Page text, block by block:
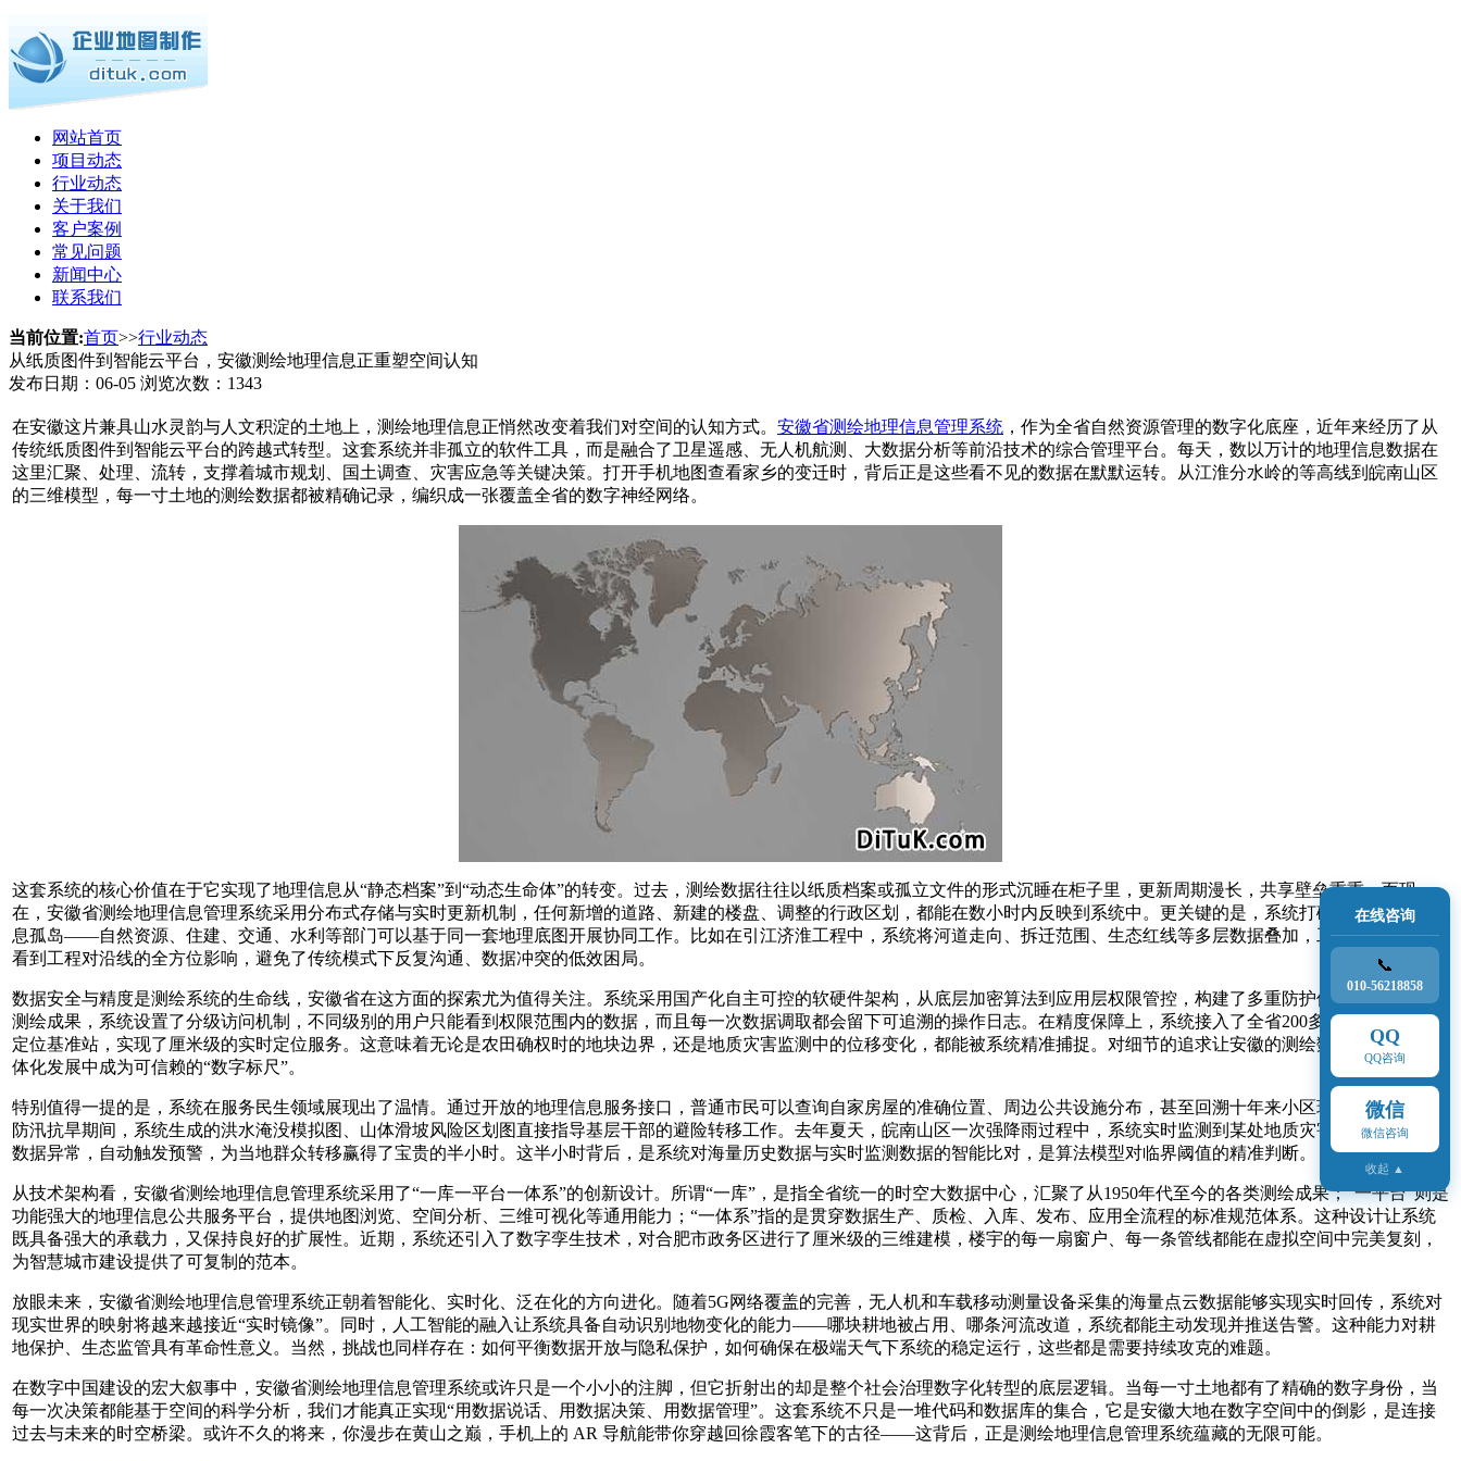
网站首页
项目动态
行业动态
关于我们
客户案例
常见问题
新闻中心
联系我们
当前位置:首页>>行业动态
从纸质图件到智能云平台，安徽测绘地理信息正重塑空间认知
发布日期： 06-05 浏览次数： 1343
在安徽这片兼具山水灵韵与人文积淀的土地上，测绘地理信息正悄然改变着我们对空间的认知方式。 安徽省测绘地理信息管理系统 ，作为全省自然资源管理的数字化底座，近年来经历了从
传统纸质图件到智能云平台的跨越式转型。这套系统并非孤立的软件工具，而是融合了卫星遥感、无人机航测、大数据分析等前沿技术的综合管理平台。每天，数以万计的地理信息数据在
这里汇聚、处理、流转，支撑着城市规划、国土调查、灾害应急等关键决策。打开手机地图查看家乡的变迁时，背后正是这些看不见的数据在默默运转。从江淮分水岭的等高线到皖南山区
的三维模型，每一寸土地的测绘数据都被精确记录，编织成一张覆盖全省的数字神经网络。
这套系统的核心价值在于它实现了地理信息从“静态档案”到“动态生命体”的转变。过去，测绘数据往往以纸质档案或孤立文件的形式沉睡在柜子里，更新周期漫长，共享壁垒重重。而现
在，安徽省测绘地理信息管理系统采用分布式存储与实时更新机制，任何新增的道路、新建的楼盘、调整的行政区划，都能在数小时内反映到系统中。更关键的是，系统打破了部门间的信
息孤岛——自然资源、住建、交通、水利等部门可以基于同一套地理底图开展协同工作。比如在引江济淮工程中，系统将河道走向、拆迁范围、生态红线等多层数据叠加，工程师们能直观
看到工程对沿线的全方位影响，避免了传统模式下反复沟通、数据冲突的低效困局。
数据安全与精度是测绘系统的生命线，安徽省在这方面的探索尤为值得关注。系统采用国产化自主可控的软硬件架构，从底层加密算法到应用层权限管控，构建了多重防护体系。对于涉密
测绘成果，系统设置了分级访问机制，不同级别的用户只能看到权限范围内的数据，而且每一次数据调取都会留下可追溯的操作日志。在精度保障上，系统接入了全省200多个北斗卫星导航
定位基准站，实现了厘米级的实时定位服务。这意味着无论是农田确权时的地块边界，还是地质灾害监测中的位移变化，都能被系统精准捕捉。对细节的追求让安徽的测绘数据在长三角一
体化发展中成为可信赖的“数字标尺”。
特别值得一提的是，系统在服务民生领域展现出了温情。通过开放的地理信息服务接口，普通市民可以查询自家房屋的准确位置、周边公共设施分布，甚至回溯十年来小区环境的变化。在
防汛抗旱期间，系统生成的洪水淹没模拟图、山体滑坡风险区划图直接指导基层干部的避险转移工作。去年夏天，皖南山区一次强降雨过程中，系统实时监测到某处地质灾害隐患点的位移
数据异常，自动触发预警，为当地群众转移赢得了宝贵的半小时。这半小时背后，是系统对海量历史数据与实时监测数据的智能比对，是算法模型对临界阈值的精准判断。
从技术架构看，安徽省测绘地理信息管理系统采用了“一库一平台一体系”的创新设计。所谓“一库”，是指全省统一的时空大数据中心，汇聚了从1950年代至今的各类测绘成果；“一平台”则是
功能强大的地理信息公共服务平台，提供地图浏览、空间分析、三维可视化等通用能力；“一体系”指的是贯穿数据生产、质检、入库、发布、应用全流程的标准规范体系。这种设计让系统
既具备强大的承载力，又保持良好的扩展性。近期，系统还引入了数字孪生技术，对合肥市政务区进行了厘米级的三维建模，楼宇的每一扇窗户、每一条管线都能在虚拟空间中完美复刻，
为智慧城市建设提供了可复制的范本。
放眼未来，安徽省测绘地理信息管理系统正朝着智能化、实时化、泛在化的方向进化。随着5G网络覆盖的完善，无人机和车载移动测量设备采集的海量点云数据能够实现实时回传，系统对
现实世界的映射将越来越接近“实时镜像”。同时，人工智能的融入让系统具备自动识别地物变化的能力——哪块耕地被占用、哪条河流改道，系统都能主动发现并推送告警。这种能力对耕
地保护、生态监管具有革命性意义。当然，挑战也同样存在：如何平衡数据开放与隐私保护，如何确保在极端天气下系统的稳定运行，这些都是需要持续攻克的难题。
在数字中国建设的宏大叙事中，安徽省测绘地理信息管理系统或许只是一个小小的注脚，但它折射出的却是整个社会治理数字化转型的底层逻辑。当每一寸土地都有了精确的数字身份，当
每一次决策都能基于空间的科学分析，我们才能真正实现“用数据说话、用数据决策、用数据管理”。这套系统不只是一堆代码和数据库的集合，它是安徽大地在数字空间中的倒影，是连接
过去与未来的时空桥梁。或许不久的将来，你漫步在黄山之巅，手机上的 AR 导航能带你穿越回徐霞客笔下的古径——这背后，正是测绘地理信息管理系统蕴藏的无限可能。
在线咨询
📞
010-56218858
QQ
QQ咨询
微信
微信咨询
收起 ▲